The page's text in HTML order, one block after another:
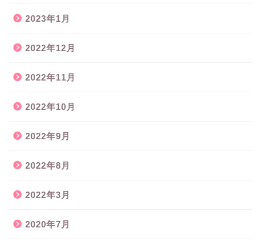
2023年1月
2022年12月
2022年11月
2022年10月
2022年9月
2022年8月
2022年3月
2020年7月